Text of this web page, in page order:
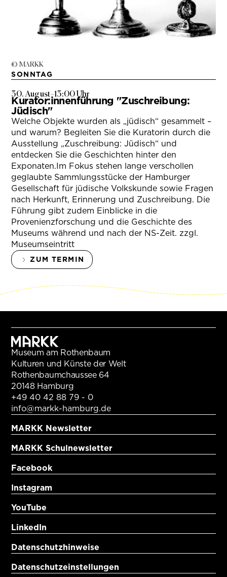
© MARKK
SONNTAG
30. August–13:00 Uhr
Kurator:innenführung "Zuschreibung:
Jüdisch"
Welche Objekte wurden als „jüdisch“ gesammelt –
und warum? Begleiten Sie die Kuratorin durch die
Ausstellung „Zuschreibung: Jüdisch“ und
entdecken Sie die Geschichten hinter den
Exponaten.Im Fokus stehen lange verschollen
geglaubte Sammlungsstücke der Hamburger
Gesellschaft für jüdische Volkskunde sowie Fragen
nach Herkunft, Erinnerung und Zuschreibung. Die
Führung gibt zudem Einblicke in die
Provenienzforschung und die Geschichte des
Museums während und nach der NS-Zeit. zzgl.
Museumseintritt
ZUM TERMIN
Museum am Rothenbaum
Kulturen und Künste der Welt
Rothenbaumchaussee 64
20148 Hamburg
+49 40 42 88 79 - 0
info@markk-hamburg.de
MARKK Newsletter
MARKK Schulnewsletter
Facebook
Instagram
YouTube
LinkedIn
Datenschutzhinweise
Datenschutzeinstellungen